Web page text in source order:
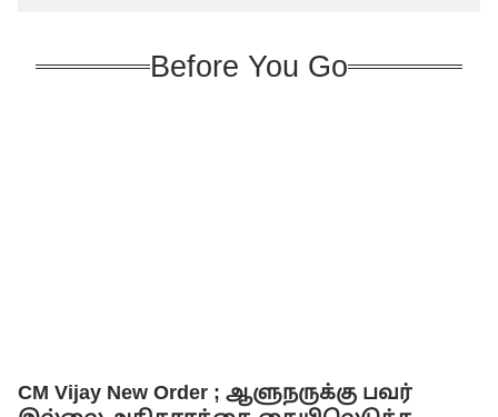
Before You Go
CM Vijay New Order ; ஆளுநருக்கு பவர்